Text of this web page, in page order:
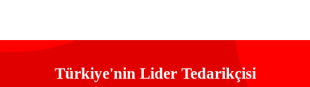
Türkiye'nin Lider Tedarikçisi